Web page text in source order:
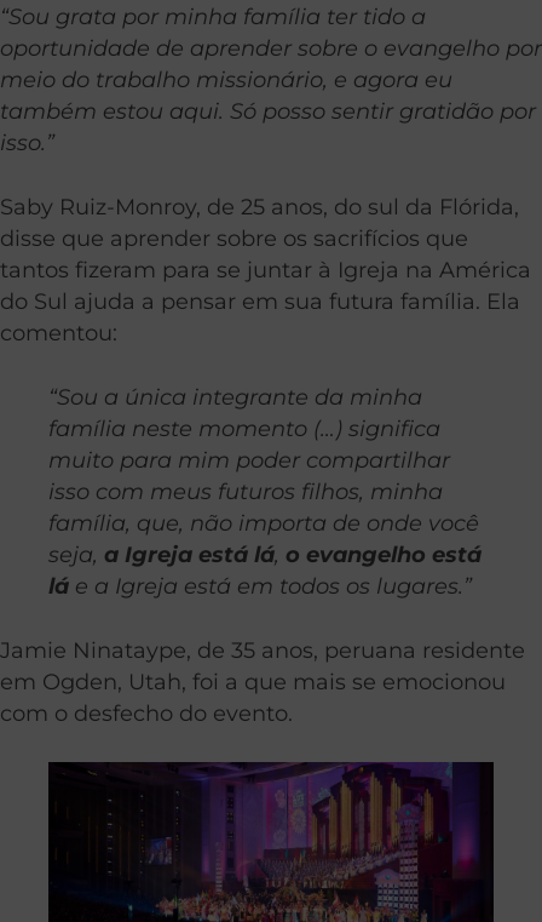
“Sou grata por minha família ter tido a
oportunidade de aprender sobre o evangelho por
meio do trabalho missionário, e agora eu
também estou aqui. Só posso sentir gratidão por
isso.”
Saby Ruiz-Monroy, de 25 anos, do sul da Flórida,
disse que aprender sobre os sacrifícios que
tantos fizeram para se juntar à Igreja na América
do Sul ajuda a pensar em sua futura família. Ela
comentou:
“Sou a única integrante da minha
família neste momento (…) significa
muito para mim poder compartilhar
isso com meus futuros filhos, minha
família, que, não importa de onde você
seja, a Igreja está lá, o evangelho está
lá e a Igreja está em todos os lugares.”
Jamie Ninataype, de 35 anos, peruana residente
em Ogden, Utah, foi a que mais se emocionou
com o desfecho do evento.